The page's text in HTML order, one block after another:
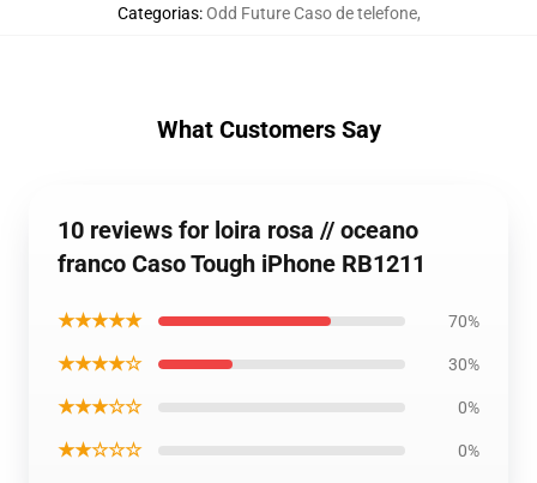
Categorias:Odd Future Caso de telefone,
What Customers Say
10 reviews for loira rosa // oceano
franco Caso Tough iPhone RB1211
★★★★★ 70%
★★★★☆ 30%
★★★☆☆ 0%
★★☆☆☆ 0%